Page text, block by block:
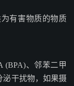
有害物质的物质
(BPA)、邻苯二甲
泌干扰物，如果摄